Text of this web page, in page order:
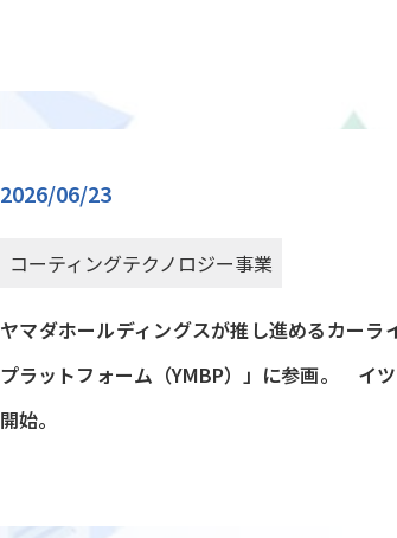
2026/06/23
コーティングテクノロジー事業
ヤマダホールディングスが推し進めるカーラ
プラットフォーム（YMBP）」に参画。 イ
開始。